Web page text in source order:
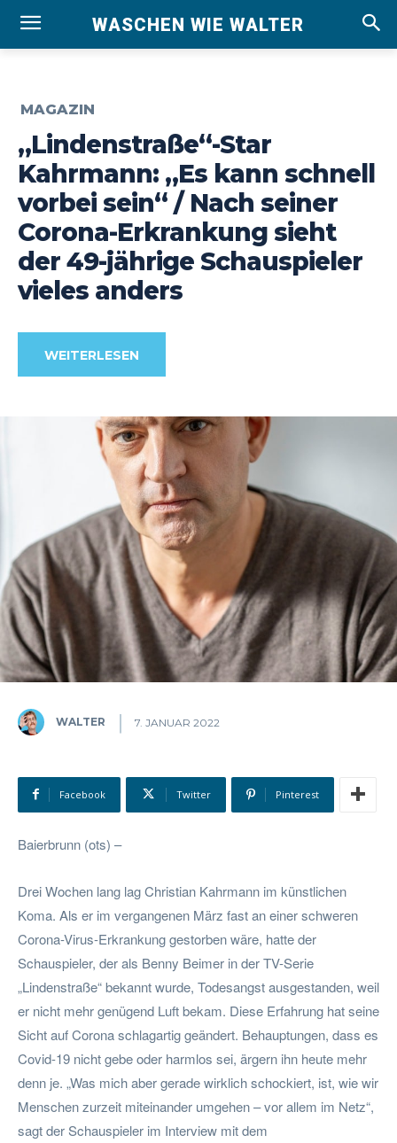
WASCHEN WIE WALTER
MAGAZIN
„Lindenstraße“-Star
Kahrmann: „Es kann schnell
vorbei sein“ / Nach seiner
Corona-Erkrankung sieht
der 49-jährige Schauspieler
vieles anders
WEITERLESEN
WALTER 7. JANUAR 2022
Facebook Twitter Pinterest
Baierbrunn (ots) –
Drei Wochen lang lag Christian Kahrmann im künstlichen
Koma. Als er im vergangenen März fast an einer schweren
Corona-Virus-Erkrankung gestorben wäre, hatte der
Schauspieler, der als Benny Beimer in der TV-Serie
„Lindenstraße“ bekannt wurde, Todesangst ausgestanden, weil
er nicht mehr genügend Luft bekam. Diese Erfahrung hat seine
Sicht auf Corona schlagartig geändert. Behauptungen, dass es
Covid-19 nicht gebe oder harmlos sei, ärgern ihn heute mehr
denn je. „Was mich aber gerade wirklich schockiert, ist, wie wir
Menschen zurzeit miteinander umgehen – vor allem im Netz“,
sagt der Schauspieler im Interview mit dem